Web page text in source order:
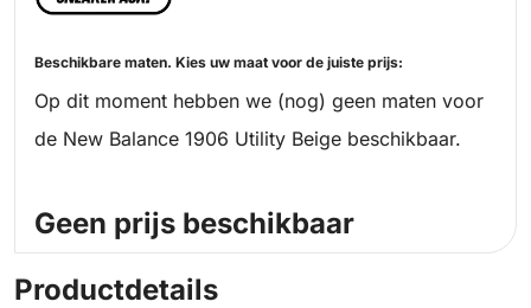
Beschikbare maten. Kies uw maat voor de juiste prijs:
Op dit moment hebben we (nog) geen maten voor
de New Balance 1906 Utility Beige beschikbaar.
Geen prijs beschikbaar
Productdetails